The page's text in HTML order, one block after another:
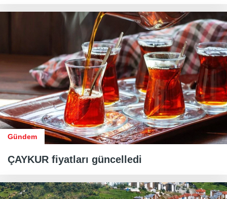
Gündem
ÇAYKUR fiyatları güncelledi